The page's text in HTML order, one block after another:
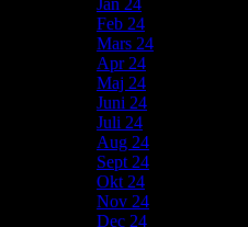
Feb 24
Mars 24
Apr 24
Maj 24
Juni 24
Juli 24
Aug 24
Sept 24
Okt 24
Nov 24
Dec 24